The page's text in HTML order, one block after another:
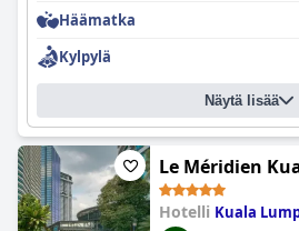
Häämatka
Kylpylä
Näytä lisää
Le Méridien
Hotelli Kuala